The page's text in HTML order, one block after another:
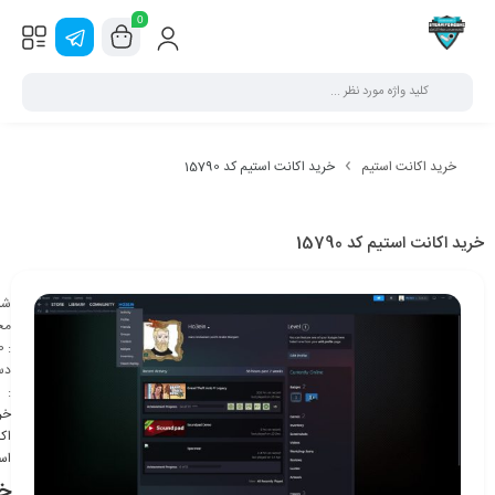
0
خرید اکانت استیم خرید اکانت استیم کد 15790
خرید اکانت استیم کد 15790
:
: